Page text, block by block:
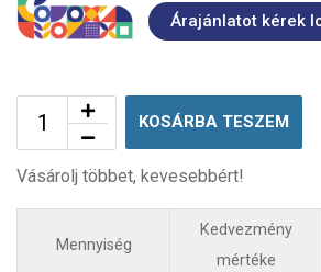
Árajánlatot kérek
KOSÁRBA TESZEM
Vásárolj többet, kevesebbért!
Mennyiség
Kedvezmény
mértéke